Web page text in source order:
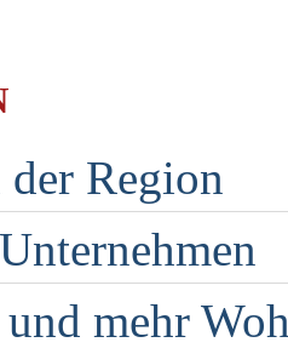
Region
mehr